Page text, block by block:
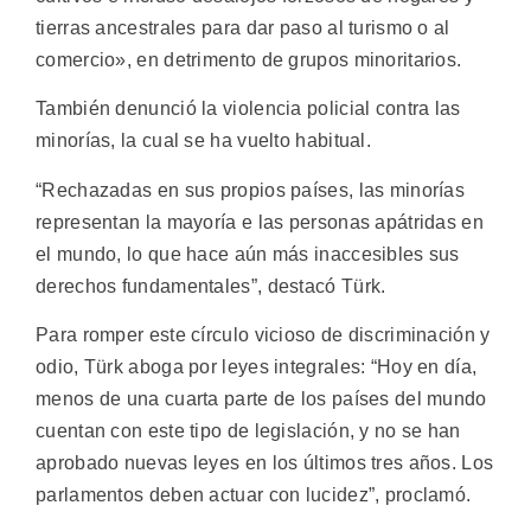
tierras ancestrales para dar paso al turismo o al
comercio», en detrimento de grupos minoritarios.
También denunció la violencia policial contra las
minorías, la cual se ha vuelto habitual.
“Rechazadas en sus propios países, las minorías
representan la mayoría e las personas apátridas en
el mundo, lo que hace aún más inaccesibles sus
derechos fundamentales”, destacó Türk.
Para romper este círculo vicioso de discriminación y
odio, Türk aboga por leyes integrales: “Hoy en día,
menos de una cuarta parte de los países del mundo
cuentan con este tipo de legislación, y no se han
aprobado nuevas leyes en los últimos tres años. Los
parlamentos deben actuar con lucidez”, proclamó.